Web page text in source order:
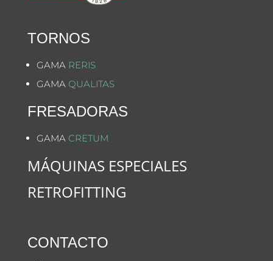
TORNOS
GAMA RERIS
GAMA QUALITAS
FRESADORAS
GAMA CRETUM
MÁQUINAS ESPECIALES
RETROFITTING
CONTACTO